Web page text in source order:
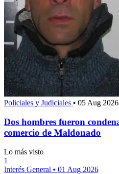
Policiales y Judiciales • 05 Aug
Dos hombres fueron
comercio de Maldonado
Lo más visto
1
Interés General • 01 Aug 2026